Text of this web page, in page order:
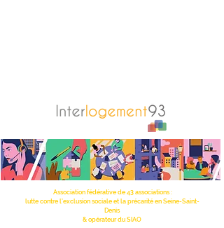
Association fédérative de 43 associations :
lutte contre l’exclusion sociale et la précarité en Seine-Saint-
Denis
& opérateur du SIAO